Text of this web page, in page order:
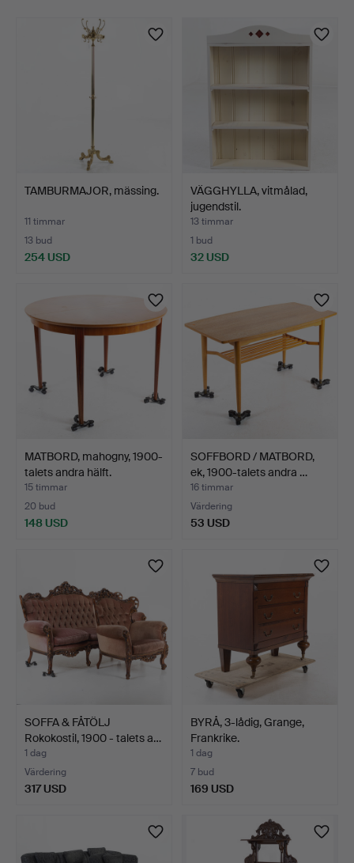
TAMBURMAJOR, mässing.
11 timmar
13 bud
254 USD
VÄGGHYLLA, vitmålad,
jugendstil.
13 timmar
1 bud
32 USD
MATBORD, mahogny, 1900-
talets andra hälft.
15 timmar
20 bud
148 USD
SOFFBORD / MATBORD,
ek, 1900-talets andra …
16 timmar
Värdering
53 USD
SOFFA & FÅTÖLJ
Rokokostil, 1900 - talets a…
1 dag
Värdering
317 USD
BYRÅ, 3-lådig, Grange,
Frankrike.
1 dag
7 bud
169 USD